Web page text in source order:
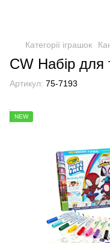
Категорії іграшок
CW Набір для
Артикул: 75-7193
NEW